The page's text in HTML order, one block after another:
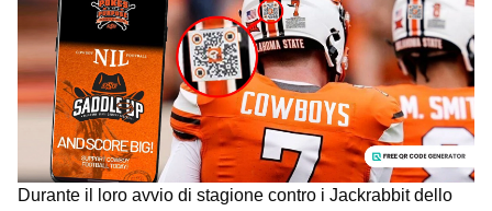
Durante il loro avvio di stagione contro i Jackrabbit dello